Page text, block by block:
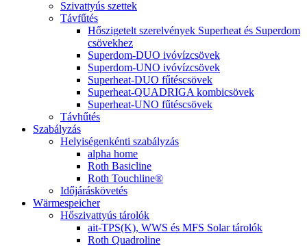
Szivattyús szettek
Távfűtés
Hőszigetelt szerelvények Superheat és Superdom
csövekhez
Superdom-DUO ivóvízcsövek
Superdom-UNO ivóvízcsövek
Superheat-DUO fűtéscsövek
Superheat-QUADRIGA kombicsövek
Superheat-UNO fűtéscsövek
Távhűtés
Szabályzás
Helyiségenkénti szabályzás
alpha home
Roth Basicline
Roth Touchline®
Időjáráskövetés
Wärmespeicher
Hőszivattyús tárolók
ait-TPS(K), WWS és MFS Solar tárolók
Roth Quadroline